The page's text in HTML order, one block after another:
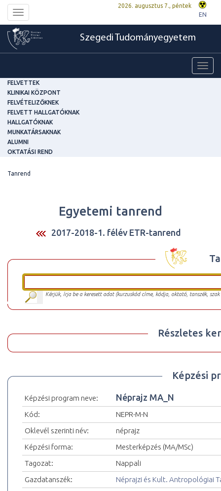
Toggle
navigation
2026. augusztus 7., péntek
EN
Szegedi Tudományegyetem
FELVETTEK
KLINIKAI KÖZPONT
FELVÉTELIZŐKNEK
FELVETT HALLGATÓKNAK
HALLGATÓKNAK
MUNKATÁRSAKNAK
ALUMNI
OKTATÁSI REND
Tanrend
Egyetemi tanrend
2017-2018-1. félév ETR-tanrend
Kérjük, írja be a keresett adat (kurzuskód címe, kódja, oktató, tanszék,
Részletes
Képzési
Képzési program neve: Néprajz MA_N
Kód:
NEPR-M-N
Oklevél szerinti név:
néprajz
Képzési forma:
Mesterképzés (MA/MSc)
Tagozat:
Nappali
Gazdatanszék:
Néprajzi és Kult. Antropológiai